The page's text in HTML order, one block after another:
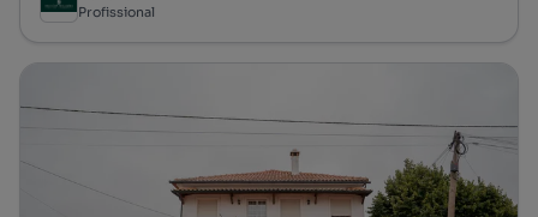
Profissional